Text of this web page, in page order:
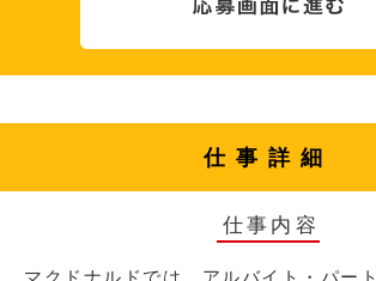
仕事詳細
仕事内容